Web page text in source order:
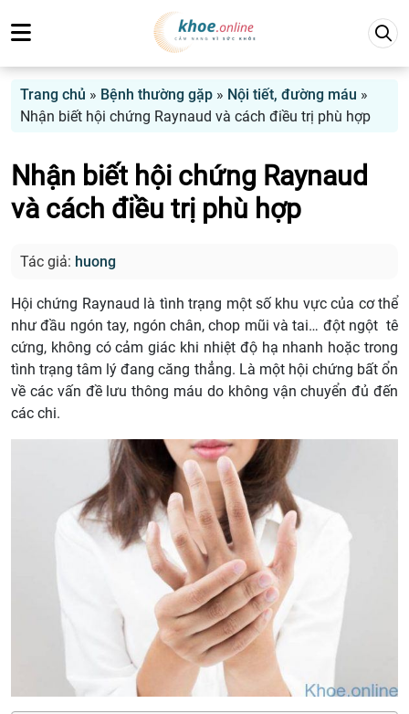
Trang chủ » Bệnh thường gặp » Nội tiết, đường máu »
Nhận biết hội chứng Raynaud và cách điều trị phù hợp
Nhận biết hội chứng Raynaud
và cách điều trị phù hợp
Tác giả: huong
Hội chứng Raynaud là tình trạng một số khu vực của cơ thể
như đầu ngón tay, ngón chân, chop mũi và tai… đột ngột tê
cứng, không có cảm giác khi nhiệt độ hạ nhanh hoặc trong
tình trạng tâm lý đang căng thẳng. Là một hội chứng bất ổn
về các vấn đề lưu thông máu do không vận chuyển đủ đến
các chi.